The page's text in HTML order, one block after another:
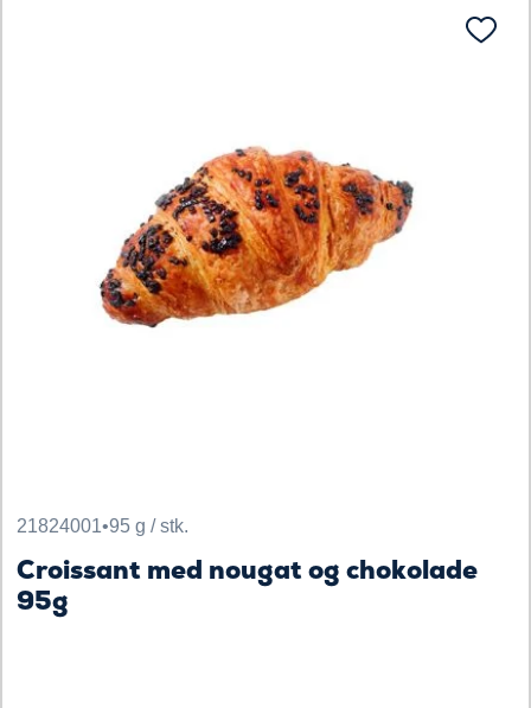
21824001•95 g / stk.
Croissant med nougat og chokolade
95g